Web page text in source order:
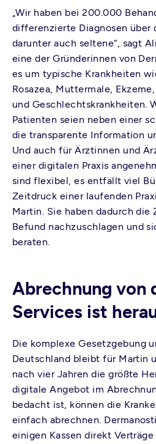
„Wir haben bei 200.000
differenzierte Diagnosen über
darunter auch seltene“, sagt
eine der Gründerinnen von
es um typische Krankheiten
Rosazea, Muttermale,
und Geschlechtskrankheiten.
Patienten seien neben einer
die transparente Information
Und auch für Ärztinnen und
einer digitalen Praxis
sind flexibel, es entfällt viel
Zeitdruck einer laufenden
Martin. Sie haben dadurch die
Befund nachzuschlagen und
beraten.
Abrechnung von
Services ist
Die komplexe Gesetzgebung
Deutschland bleibt für Martin
nach vier Jahren die größte
digitale Angebot im
bedacht ist, können die
einfach abrechnen.
einigen Kassen direkt